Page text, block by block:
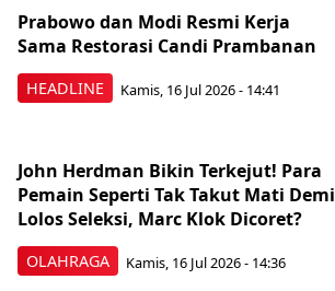
HEADLINE
Prabowo dan Modi Resmi Kerja
Sama Restorasi Candi Prambanan
Kamis, 16 Jul 2026 - 14:41
OLAHRAGA
John Herdman Bikin Terkejut! Para
Pemain Seperti Tak Takut Mati Demi
Lolos Seleksi, Marc Klok Dicoret?
Kamis, 16 Jul 2026 - 14:36